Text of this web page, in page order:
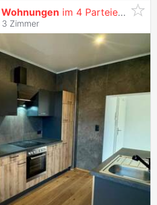
Wohnungen im 4 Parteienhaus
3 Zimmer